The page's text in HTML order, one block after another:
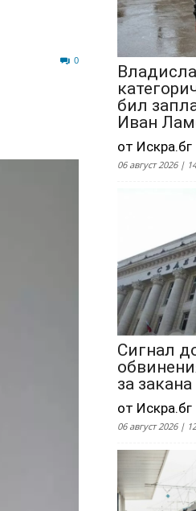
0
бил
Иван
от Искра.бг
06 август 2026 |
Сигнал
за
от Искра.бг
06 август 2026 |